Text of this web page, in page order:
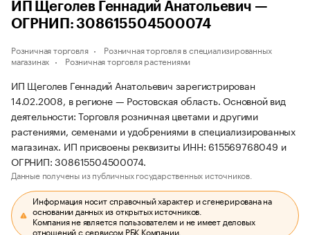
ИП Щеголев Геннадий Анатольевич —
ОГРНИП: 308615504500074
Розничная торговля
Розничная торговля в специализированных
магазинах
Розничная торговля растениями
ИП Щеголев Геннадий Анатольевич зарегистрирован
14.02.2008, в регионе — Ростовская область. Основной вид
деятельности: Торговля розничная цветами и другими
растениями, семенами и удобрениями в специализированных
магазинах. ИП присвоены реквизиты ИНН: 615569768049 и
ОГРНИП: 308615504500074.
Данные получены из публичных государственных источников.
Информация носит справочный характер и сгенерирована на
основании данных из открытых источников.
Компания не является пользователем и не имеет деловых
отношений с сервисом РБК Компании.